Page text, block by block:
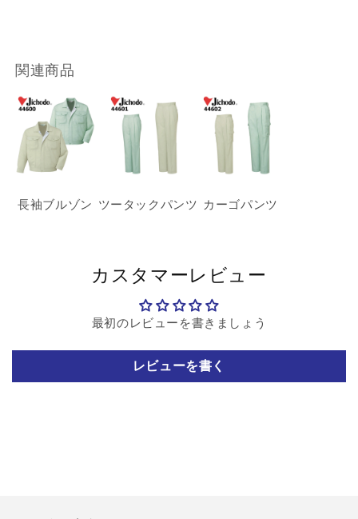
関連商品
長袖ブルゾン ツータックパンツ カーゴパンツ
カスタマーレビュー
最初のレビューを書きましょう
レビューを書く